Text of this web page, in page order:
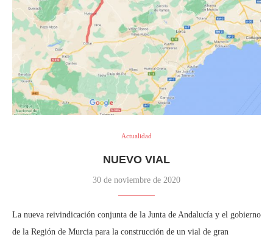
Actualidad
NUEVO VIAL
30 de noviembre de 2020
La nueva reivindicación conjunta de la Junta de Andalucía y el gobierno
de la Región de Murcia para la construcción de un vial de gran